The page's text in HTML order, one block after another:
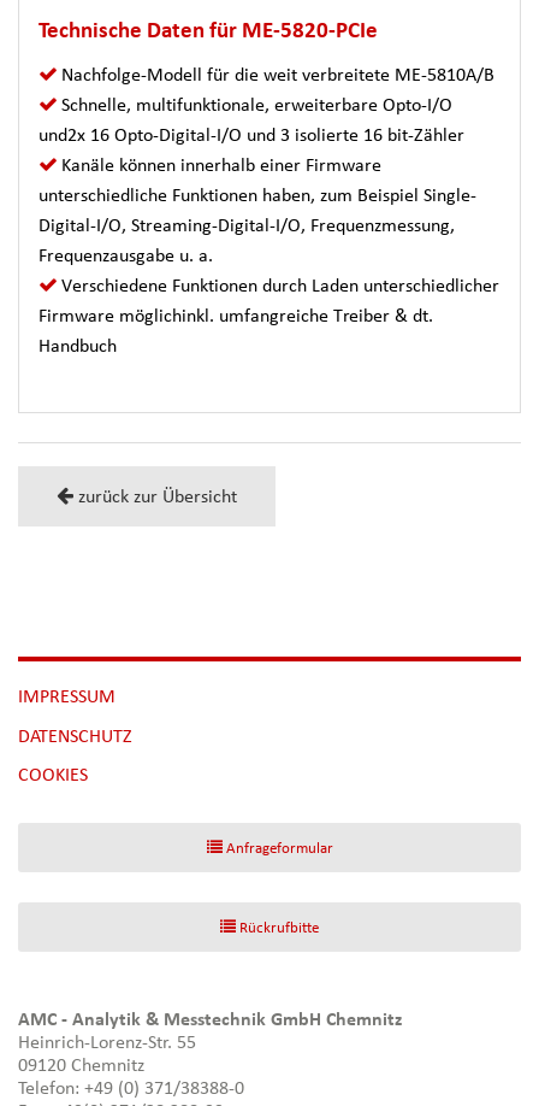
Technische Daten für ME-5820-PCIe
Nachfolge-Modell für die weit verbreitete ME-5810A/B
Schnelle, multifunktionale, erweiterbare Opto-I/O
und2x 16 Opto-Digital-I/O und 3 isolierte 16 bit-Zähler
Kanäle können innerhalb einer Firmware
unterschiedliche Funktionen haben, zum Beispiel Single-
Digital-I/O, Streaming-Digital-I/O, Frequenzmessung,
Frequenzausgabe u. a.
Verschiedene Funktionen durch Laden unterschiedlicher
Firmware möglichinkl. umfangreiche Treiber & dt.
Handbuch
zurück zur Übersicht
NAVIGATION
ÜBERSPRINGEN
IMPRESSUM
DATENSCHUTZ
[NBSP]
COOKIES
Anfrageformular
Rückrufbitte
AMC - Analytik & Messtechnik GmbH Chemnitz
Heinrich-Lorenz-Str. 55
09120 Chemnitz
Telefon: +49 (0) 371/38388-0